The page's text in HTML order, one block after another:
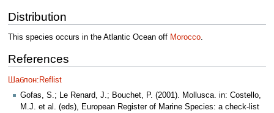
Distribution
This species occurs in the Atlantic Ocean off Morocco.
References
Шаблон:Reflist
Gofas, S.; Le Renard, J.; Bouchet, P. (2001). Mollusca. in: Costello,
M.J. et al. (eds), European Register of Marine Species: a check-list